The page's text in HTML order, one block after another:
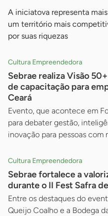
A iniciatova representa
um território mais
por suas riquezas
Cultura Empreendedora
Sebrae realiza Visão
de capacitação para
Ceará
Evento, que acontece em
para debater gestão,
inovação para pessoas com
Cultura Empreendedora
Sebrae fortalece a
durante o II Fest Safra
Entre os destaques do
Queijo Coalho e a Bodega